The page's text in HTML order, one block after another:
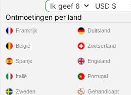
Ontmoetingen per land
Frankrijk
België
Spanje
Italië
Zweden
Duitsland
Zwitserland
Engeland
Portugal
Gehandicapt